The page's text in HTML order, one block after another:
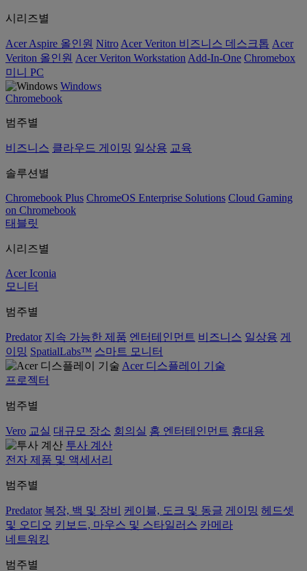
시리즈별
Acer Aspire 올인원 Nitro Acer Veriton 비즈니스 데스크톱 Acer
Veriton 올인원 Acer Veriton Workstation Add-In-One Chromebox
미니 PC
Windows
Chromebook
범주별
비즈니스 클라우드 게이밍 일상용 교육
솔루션별
Chromebook Plus ChromeOS Enterprise Solutions Cloud Gaming
on Chromebook
태블릿
시리즈별
Acer Iconia
모니터
범주별
Predator 지속 가능한 제품 엔터테인먼트 비즈니스 일상용 게
이밍 SpatialLabs™ 스마트 모니터
Acer 디스플레이 기술
프로젝터
범주별
Vero 교실 대규모 장소 회의실 홈 엔터테인먼트 휴대용
투사 계산
전자 제품 및 액세서리
범주별
Predator 복장, 백 및 장비 케이블, 도크 및 동글 게이밍 헤드셋
및 오디오 키보드, 마우스 및 스타일러스 카메라
네트워킹
범주별